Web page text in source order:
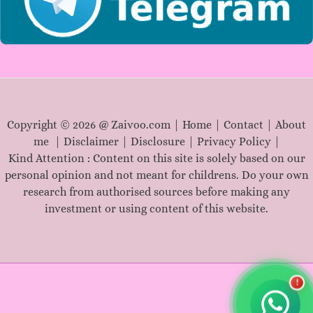
Copyright © 2026 @ Zaivoo.com | Home Contact
About
me
Disclaimer| Disclosure| Privacy Policy|
Kind Attention : Content on this site is solely based on our
personal opinion and not meant for childrens. Do your own
research from authorised sources before making any
investment or using content of this website.
!